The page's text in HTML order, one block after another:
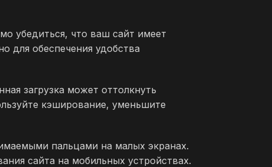
убедиться, что ваш сайт имеет
для обеспечения удобства
загрузка может оттолкнуть
кэширование, уменьшите
пальцами на малых экранах.
сайта на мобильных устройствах.